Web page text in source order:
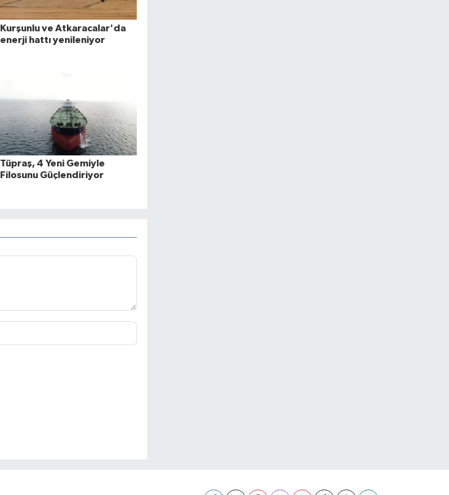
Kurşunlu ve Atkaracalar'da
enerji hattı yenileniyor
Tüpraş, 4 Yeni Gemiyle
Filosunu Güçlendiriyor